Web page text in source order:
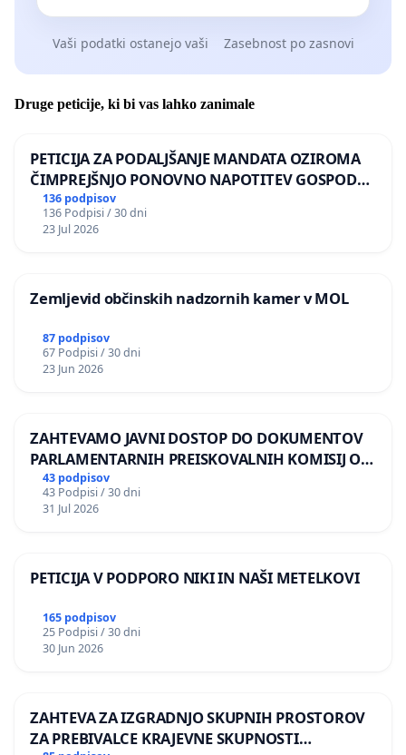
Vaši podatki ostanejo vaši Zasebnost po zasnovi
Druge peticije, ki bi vas lahko zanimale
PETICIJA ZA PODALJŠANJE MANDATA OZIROMA
ČIMPREJŠNJO PONOVNO NAPOTITEV GOSPODA
BERNARDA ŠRAJNERJA NA VELEPOSLANIŠTVO
REPUBLIKE SLOVENIJE V MOSKVI
136 podpisov
136 Podpisi / 30 dni
23 Jul 2026
Zemljevid občinskih nadzornih kamer v MOL
87 podpisov
67 Podpisi / 30 dni
23 Jun 2026
ZAHTEVAMO JAVNI DOSTOP DO DOKUMENTOV
PARLAMENTARNIH PREISKOVALNIH KOMISIJ O
ILEGALNI TRGOVINI Z OROŽJEM
43 podpisov
43 Podpisi / 30 dni
31 Jul 2026
PETICIJA V PODPORO NIKI IN NAŠI METELKOVI
165 podpisov
25 Podpisi / 30 dni
30 Jun 2026
ZAHTEVA ZA IZGRADNJO SKUPNIH PROSTOROV
ZA PREBIVALCE KRAJEVNE SKUPNOSTI